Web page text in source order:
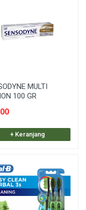
MULTI
100 GR
+ Keranjang